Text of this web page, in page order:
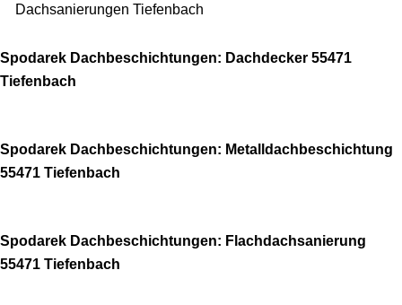
Dachsanierungen Tiefenbach
Spodarek Dachbeschichtungen: Dachdecker 55471
Tiefenbach
Spodarek Dachbeschichtungen: Metalldachbeschichtung
55471 Tiefenbach
Spodarek Dachbeschichtungen: Flachdachsanierung
55471 Tiefenbach